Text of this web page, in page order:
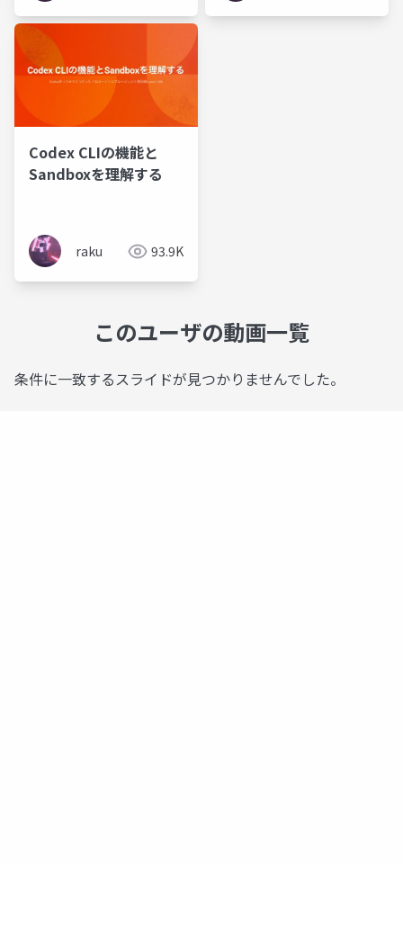
Codex CLIの機能と
Sandboxを理解する
raku 93.9K
このユーザの動画一覧
条件に一致するスライドが見つかりませんでした。